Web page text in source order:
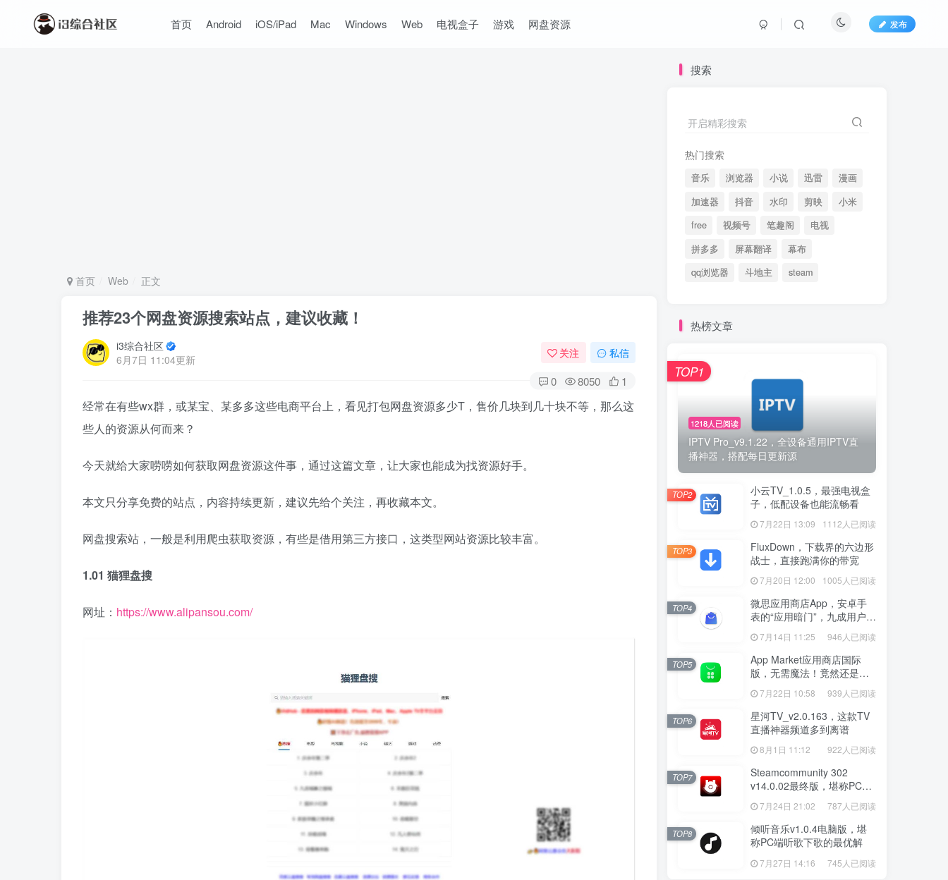
首页 Android iOS/iPad Mac Windows Web 电视盒子 游戏 网盘资源 发布
首页 Web 正文
推荐23个网盘资源搜索站点，建议收藏！
i3综合社区
6月7日 11:04更新
关注 私信
0 8050 1
经常在有些wx群，或某宝、某多多这些电商平台上，看见打包网盘资源多少T，售价几块到几十块不等，那么这
些人的资源从何而来？
今天就给大家唠唠如何获取网盘资源这件事，通过这篇文章，让大家也能成为找资源好手。
本文只分享免费的站点，内容持续更新，建议先给个关注，再收藏本文。
网盘搜索站，一般是利用爬虫获取资源，有些是借用第三方接口，这类型网站资源比较丰富。
1.01 猫狸盘搜
网址： https://www.alipansou.com/
搜索
开启精彩搜索
热门搜索
音乐 浏览器 小说 迅雷
漫画
加速器
抖音 水印 剪映
小米
free
视频号 笔趣阁
电视
拼多多
屏幕翻译
幕布
qq浏览器
斗地主 steam
热榜文章
1218人已阅读
IPTV Pro_v9.1.22，全设备通用IPTV直
播神器，搭配每日更新源
TOP1
小云TV_1.0.5，最强电视盒
子，低配设备也能流畅看
7月22日 13:09 1112人已阅读
TOP2
FluxDown，下载界的六边形
战士，直接跑满你的带宽
7月20日 12:00 1005人已阅读
TOP3
微思应用商店App，安卓手
表的“应用暗门”，九成用户还
没发现
7月14日 11:25 946人已阅读
TOP4
App Market应用商店国际
版，无需魔法！竟然还是大
厂出品？
7月22日 10:58 939人已阅读
TOP5
星河TV_v2.0.163，这款TV
直播神器频道多到离谱
8月1日 11:12 922人已阅读
TOP6
Steamcommunity 302
v14.0.02最终版，堪称PC玩
家必备的网络工具箱
7月24日 21:02 787人已阅读
TOP7
倾听音乐v1.0.4电脑版，堪
称PC端听歌下歌的最优解
7月27日 14:16 745人已阅读
TOP8